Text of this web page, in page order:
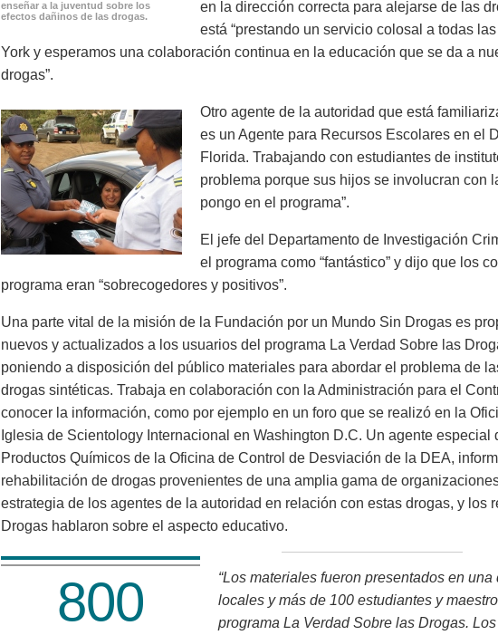
enseñar a la juventud sobre los
efectos dañinos de las drogas.
en la dirección correcta para alejarse de las
está “prestando un servicio colosal a todas
York y esperamos una colaboración continua en la educación que se da a
drogas”.
Otro agente de la autoridad que está
es un Agente para Recursos Escolares en el
Florida. Trabajando con estudiantes de
problema porque sus hijos se involucran con
pongo en el programa”.
El jefe del Departamento de Investigación
el programa como “fantástico” y dijo que los
programa eran “sobrecogedores y positivos”.
Una parte vital de la misión de la Fundación por un Mundo Sin Drogas es
nuevos y actualizados a los usuarios del programa La Verdad Sobre las
poniendo a disposición del público materiales para abordar el problema de
drogas sintéticas. Trabaja en colaboración con la Administración para el
conocer la información, como por ejemplo en un foro que se realizó en la
Iglesia de Scientology Internacional en Washington D.C. Un agente
Productos Químicos de la Oficina de Control de Desviación de la DEA,
rehabilitación de drogas provenientes de una amplia gama de
estrategia de los agentes de la autoridad en relación con estas drogas, y los
Drogas hablaron sobre el aspecto educativo.
800
“Los materiales fueron presentados en
locales y más de 100 estudiantes y
programa La Verdad Sobre las Drogas.